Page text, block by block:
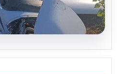
Pilot yaralandı